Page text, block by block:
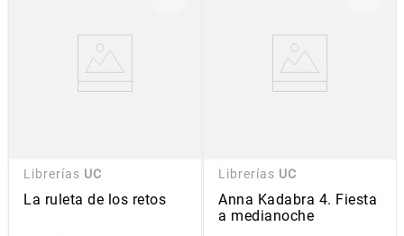
Librerías UC
La ruleta de los retos
Librerías UC
Anna Kadabra 4. Fiesta
a medianoche